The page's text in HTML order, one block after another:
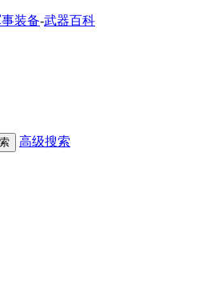
装备-武器百科
高级搜索